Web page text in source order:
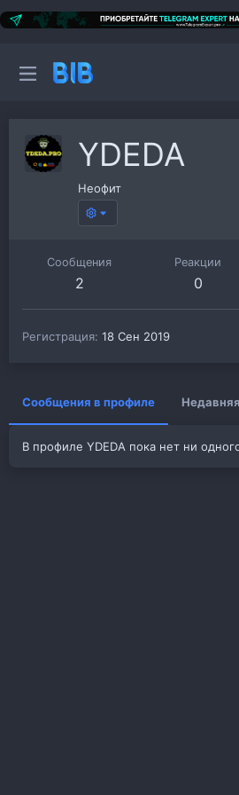
YDEDA
Неофит
Сообщения
2
Реакции
0
Регистрация 18 Сен 2019
Сообщения в профиле
В профиле YDEDA пока нет ни